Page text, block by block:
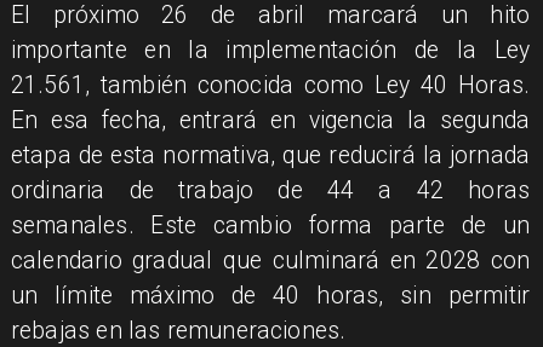
El próximo 26 de abril marcará un hito
importante en la implementación de la Ley
21.561, también conocida como Ley 40 Horas.
En esa fecha, entrará en vigencia la segunda
etapa de esta normativa, que reducirá la jornada
ordinaria de trabajo de 44 a 42 horas
semanales. Este cambio forma parte de un
calendario gradual que culminará en 2028 con
un límite máximo de 40 horas, sin permitir
rebajas en las remuneraciones.